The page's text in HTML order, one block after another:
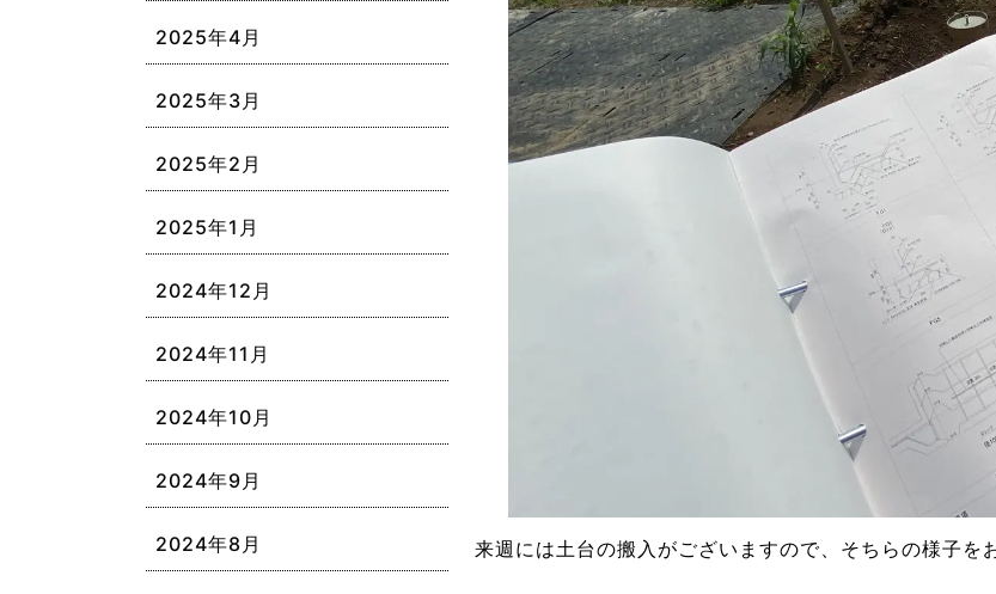
来週には土台の搬入がございますので、そちらの様子を
2025年4月
2025年3月
2025年2月
2025年1月
2024年12月
2024年11月
2024年10月
2024年9月
2024年8月